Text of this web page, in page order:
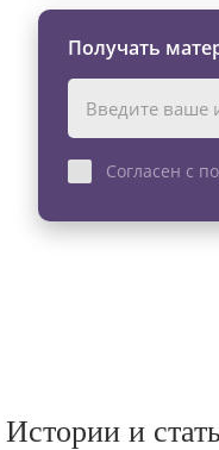
Получать
Согласен с
Истории и